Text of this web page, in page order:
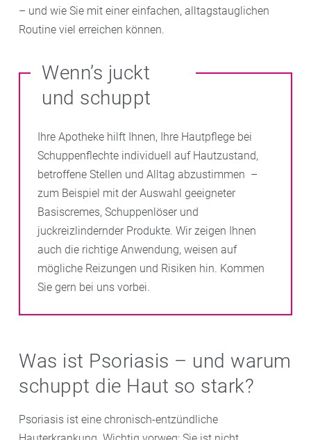
– und wie Sie mit einer einfachen, alltagstauglichen
Routine viel erreichen können.
Wenn’s juckt
und schuppt
Ihre Apotheke hilft Ihnen, Ihre Hautpflege bei
Schuppenflechte individuell auf Hautzustand,
betroffene Stellen und Alltag abzustimmen –
zum Beispiel mit der Auswahl geeigneter
Basiscremes, Schuppenlöser und
juckreizlindernder Produkte. Wir zeigen Ihnen
auch die richtige Anwendung, weisen auf
mögliche Reizungen und Risiken hin. Kommen
Sie gern bei uns vorbei.
Was ist Psoriasis – und warum
schuppt die Haut so stark?
Psoriasis ist eine chronisch-entzündliche